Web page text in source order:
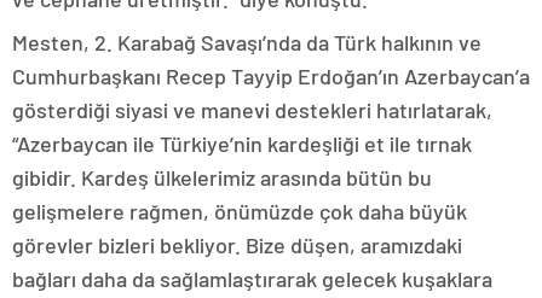
Mesten, 2. Karabağ Savaşı’nda da Türk halkının ve
Cumhurbaşkanı Recep Tayyip Erdoğan’ın Azerbaycan’a
gösterdiği siyasi ve manevi destekleri hatırlatarak,
“Azerbaycan ile Türkiye’nin kardeşliği et ile tırnak
gibidir. Kardeş ülkelerimiz arasında bütün bu
gelişmelere rağmen, önümüzde çok daha büyük
görevler bizleri bekliyor. Bize düşen, aramızdaki
bağları daha da sağlamlaştırarak gelecek kuşaklara